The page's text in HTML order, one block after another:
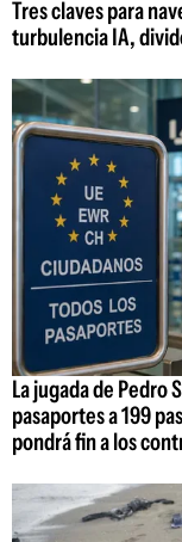
Tres claves para
turbulencia IA,
La jugada de Pedro
pasaportes a 199
pondrá fin a los